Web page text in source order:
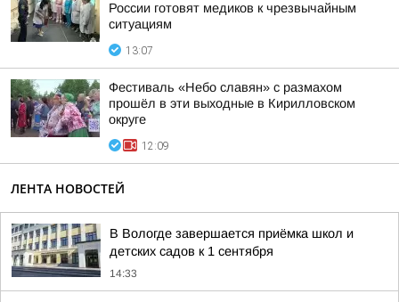
России готовят медиков к чрезвычайным
ситуациям
13:07
Фестиваль «Небо славян» с размахом
прошёл в эти выходные в Кирилловском
округе
12:09
ЛЕНТА НОВОСТЕЙ
В Вологде завершается приёмка школ и
детских садов к 1 сентября
14:33